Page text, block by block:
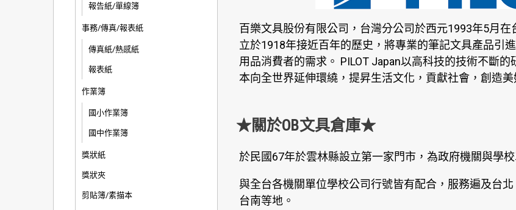
報告紙/單線簿
事務/傳真/報表紙
傳真紙/熱感紙
報表紙
作業簿
國小作業簿
國中作業簿
獎狀紙
獎狀夾
剪貼簿/素描本
百樂文具股份有限公司，台灣分公司於西元1993年5月在
立於1918年接近百年的歷史，將專業的筆記文具產品引
用品消費者的需求。 PILOT Japan以高科技的技術不斷
本向全世界延伸環繞，提昇生活文化，貢獻社會，創造美
★關於OB文具倉庫★
於民國67年於雲林縣設立第一家門市，為政府機關與學
與全台各機關單位學校公司行號皆有配合，服務遍及台
台南等地。